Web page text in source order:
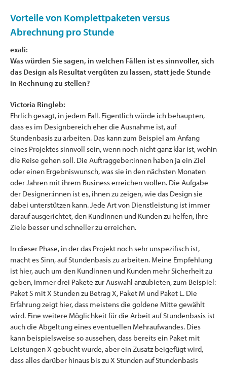
Vorteile von Komplettpaketen versus
Abrechnung pro Stunde
exali:
Was würden Sie sagen, in welchen Fällen ist es sinnvoller, sich
das Design als Resultat vergüten zu lassen, statt jede Stunde
in Rechnung zu stellen?
Victoria Ringleb:
Ehrlich gesagt, in jedem Fall. Eigentlich würde ich behaupten,
dass es im Designbereich eher die Ausnahme ist, auf
Stundenbasis zu arbeiten. Das kann zum Beispiel am Anfang
eines Projektes sinnvoll sein, wenn noch nicht ganz klar ist, wohin
die Reise gehen soll. Die Auftraggeber:innen haben ja ein Ziel
oder einen Ergebniswunsch, was sie in den nächsten Monaten
oder Jahren mit ihrem Business erreichen wollen. Die Aufgabe
der Designer:innen ist es, ihnen zu zeigen, wie das Design sie
dabei unterstützen kann. Jede Art von Dienstleistung ist immer
darauf ausgerichtet, den Kundinnen und Kunden zu helfen, ihre
Ziele besser und schneller zu erreichen.
In dieser Phase, in der das Projekt noch sehr unspezifisch ist,
macht es Sinn, auf Stundenbasis zu arbeiten. Meine Empfehlung
ist hier, auch um den Kundinnen und Kunden mehr Sicherheit zu
geben, immer drei Pakete zur Auswahl anzubieten, zum Beispiel:
Paket S mit X Stunden zu Betrag X, Paket M und Paket L. Die
Erfahrung zeigt hier, dass meistens die goldene Mitte gewählt
wird. Eine weitere Möglichkeit für die Arbeit auf Stundenbasis ist
auch die Abgeltung eines eventuellen Mehraufwandes. Dies
kann beispielsweise so aussehen, dass bereits ein Paket mit
Leistungen X gebucht wurde, aber ein Zusatz beigefügt wird,
dass alles darüber hinaus bis zu X Stunden auf Stundenbasis